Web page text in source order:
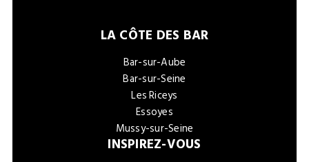
LA CÔTE DES BAR
Bar-sur-Aube
Bar-sur-Seine
Les Riceys
Essoyes
Mussy-sur-Seine
INSPIREZ-VOUS